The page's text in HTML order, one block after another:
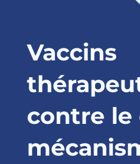
Vaccins
contre le